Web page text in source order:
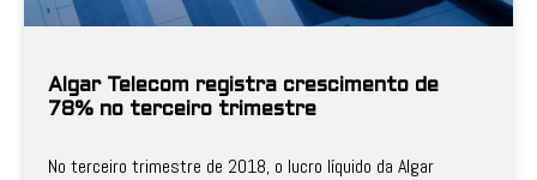
Algar Telecom registra crescimento de
78% no terceiro trimestre
No terceiro trimestre de 2018, o lucro líquido da Algar